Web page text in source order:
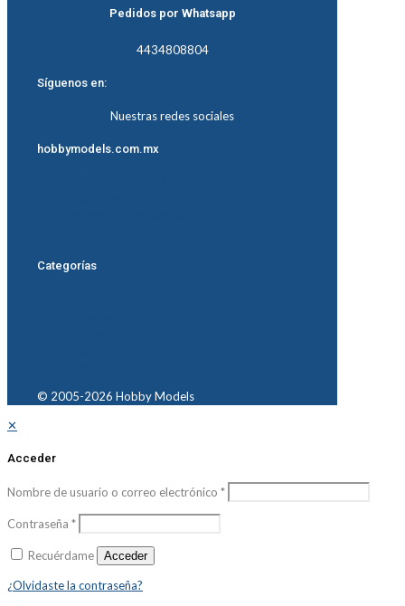
Pedidos por Whatsapp
4434808804
Síguenos en:
Nuestras redes sociales
hobbymodels.com.mx
Categorías
© 2005-2026 Hobby Models
✕
Acceder
Nombre de usuario o correo electrónico *
Contraseña *
Recuérdame Acceder
¿Olvidaste la contraseña?